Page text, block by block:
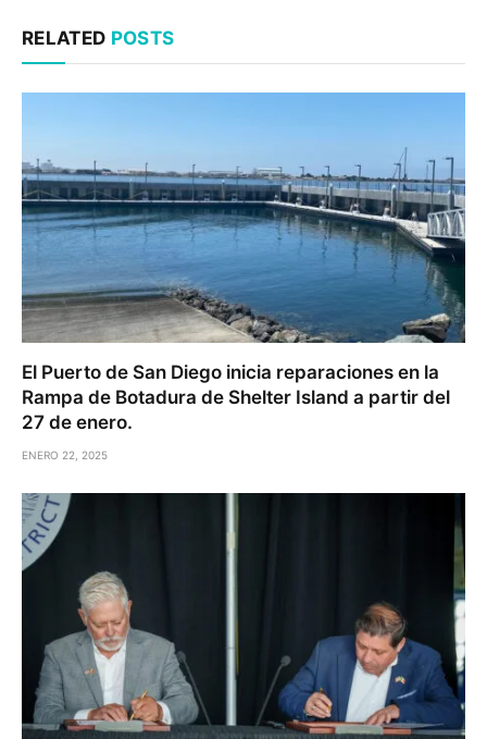
RELATED POSTS
El Puerto de San Diego inicia reparaciones en la
Rampa de Botadura de Shelter Island a partir del
27 de enero.
ENERO 22, 2025